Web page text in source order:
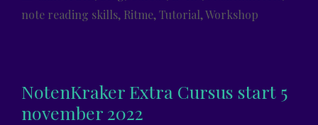
note reading skills, Ritme, Tutorial,Workshop
NotenKraker Extra Cursus start 5
november 2022